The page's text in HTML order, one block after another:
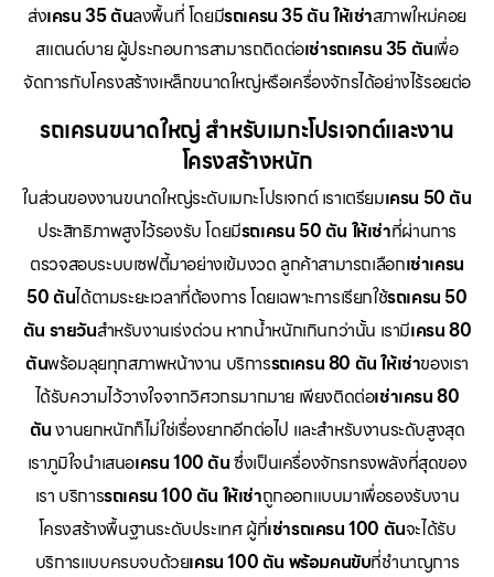
ส่งเครน 35 ตันลงพื้นที่ โดยมีรถเครน 35 ตัน ให้เช่าสภาพใหม่คอย
สแตนด์บาย ผู้ประกอบการสามารถติดต่อเช่ารถเครน 35 ตันเพื่อ
จัดการกับโครงสร้างเหล็กขนาดใหญ่หรือเครื่องจักรได้อย่างไร้รอยต่อ
รถเครนขนาดใหญ่ สำหรับเมกะโปรเจกต์และงาน
โครงสร้างหนัก
ในส่วนของงานขนาดใหญ่ระดับเมกะโปรเจกต์ เราเตรียมเครน 50 ตัน
ประสิทธิภาพสูงไว้รองรับ โดยมีรถเครน 50 ตัน ให้เช่าที่ผ่านการ
ตรวจสอบระบบเซฟตี้มาอย่างเข้มงวด ลูกค้าสามารถเลือกเช่าเครน
50 ตันได้ตามระยะเวลาที่ต้องการ โดยเฉพาะการเรียกใช้รถเครน 50
ตัน รายวันสำหรับงานเร่งด่วน หากน้ำหนักเกินกว่านั้น เรามีเครน 80
ตันพร้อมลุยทุกสภาพหน้างาน บริการรถเครน 80 ตัน ให้เช่าของเรา
ได้รับความไว้วางใจจากวิศวกรมากมาย เพียงติดต่อเช่าเครน 80
ตันงานยกหนักก็ไม่ใช่เรื่องยากอีกต่อไป และสำหรับงานระดับสูงสุด
เราภูมิใจนำเสนอเครน 100 ตันซึ่งเป็นเครื่องจักรทรงพลังที่สุดของ
เรา บริการรถเครน 100 ตัน ให้เช่าถูกออกแบบมาเพื่อรองรับงาน
โครงสร้างพื้นฐานระดับประเทศ ผู้ที่เช่ารถเครน 100 ตันจะได้รับ
บริการแบบครบจบด้วยเครน 100 ตัน พร้อมคนขับที่ชำนาญการ